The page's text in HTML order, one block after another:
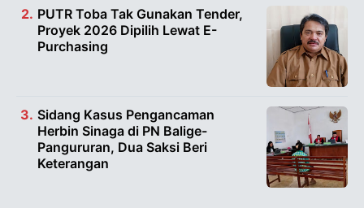
PUTR Toba Tak Gunakan Tender,
Proyek 2026 Dipilih Lewat E-
Purchasing
Sidang Kasus Pengancaman
Herbin Sinaga di PN Balige-
Pangururan, Dua Saksi Beri
Keterangan